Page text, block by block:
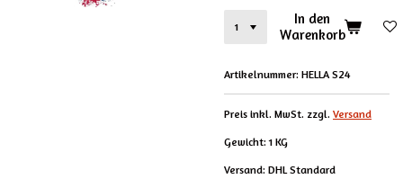
In den
Warenkorb
Artikelnummer: HELLA S24
Preis inkl. MwSt. zzgl. Versand
Gewicht: 1 KG
Versand: DHL Standard